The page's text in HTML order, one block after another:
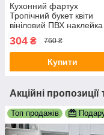
Кухонний фартух
Тропічний букет квіти
вініловий ПВХ наклейка
зелений 600х3000 мм
304 ₴ 760 ₴
Купити
Акційні
Топ продажів